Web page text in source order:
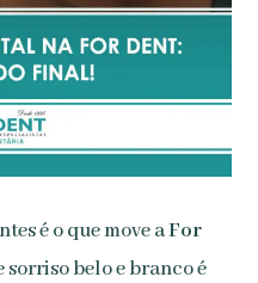
é o que move aFor
sorriso belo e branco é